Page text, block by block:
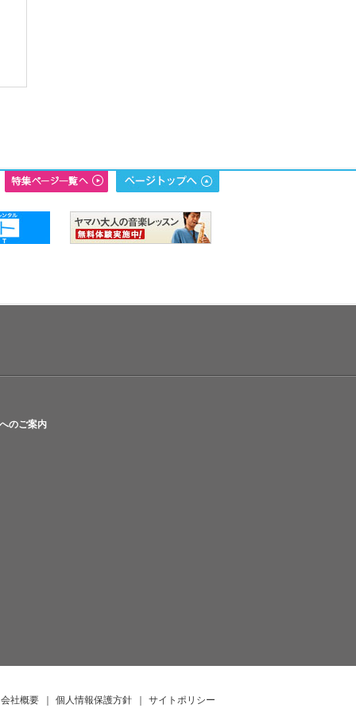
のご案内
会社概要 ｜ 個人情報保護方針 ｜ サイトポリシー